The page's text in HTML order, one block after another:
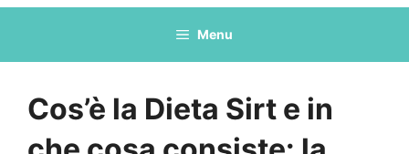
Menu
Cos’è la Dieta Sirt e in